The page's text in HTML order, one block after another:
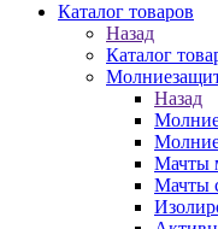
Каталог товаров
Назад
Каталог
Назад
Мачты
Мачты